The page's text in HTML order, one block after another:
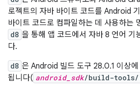
로젝트의 자바 바이트 코드를 Android
바이트 코드로 컴파일하는 데 사용하는
d8 을 통해 앱 코드에서 자바 8 언어 기
다.
d8 은 Android 빌드 도구 28.0.1 이상
됩니다( android_sdk/build-tools/